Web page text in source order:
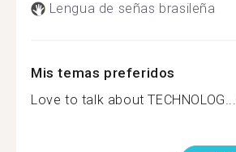
Lengua de señas brasileña
Mis temas preferidos
Love to talk about TECHNOLOG...